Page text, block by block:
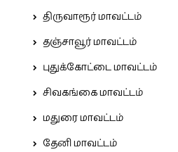
திருவாரூர் மாவட்டம்
தஞ்சாவூர் மாவட்டம்
புதுக்கோட்டை மாவட்டம்
சிவகங்கை மாவட்டம்
மதுரை மாவட்டம்
தேனி மாவட்டம்